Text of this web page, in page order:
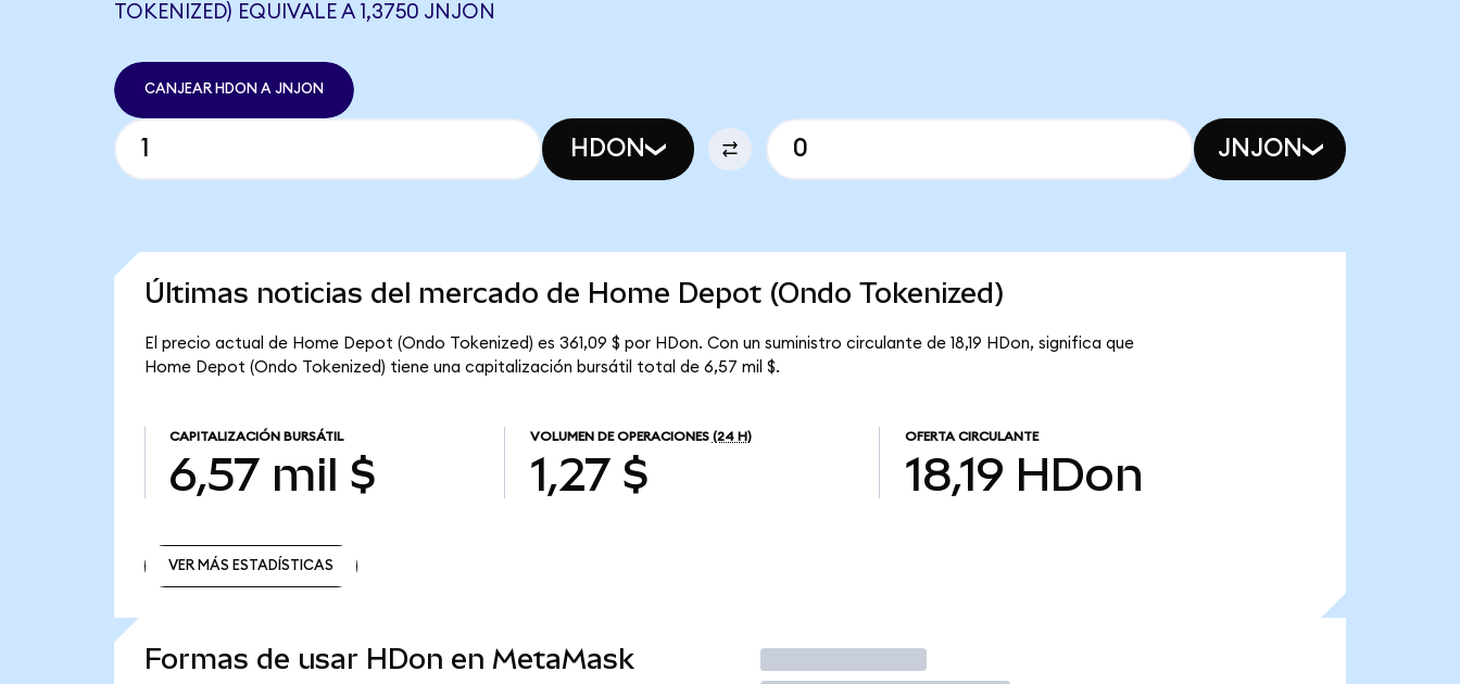
TOKENIZED) EQUIVALE A 1,3750 JNJON
CANJEAR HDON A JNJON
HDON JNJON
Últimas noticias del mercado de Home Depot (Ondo Tokenized)
El precio actual de Home Depot (Ondo Tokenized) es 361,09 $ por HDon. Con un suministro circulante de 18,19 HDon, significa que
Home Depot (Ondo Tokenized) tiene una capitalización bursátil total de 6,57 mil $.
CAPITALIZACIÓN BURSÁTIL
6,57 mil $
VOLUMEN DE OPERACIONES (24 H)
1,27 $
OFERTA CIRCULANTE
18,19 HDon
VER MÁS ESTADÍSTICAS
Formas de usar HDon en MetaMask Operar